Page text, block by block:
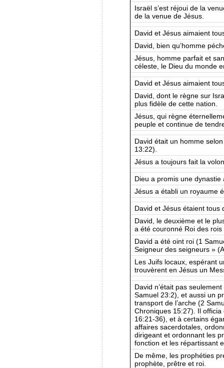
Israël s’est réjoui de la
de la venue de Jésus.
David et Jésus aimaient
David, bien qu’homme
Jésus, homme parfait et
céleste, le Dieu du monde
David et Jésus aimaient
David, dont le règne sur
plus fidèle de cette nation.
Jésus, qui règne
peuple et continue de
David était un homme
13:22).
Jésus a toujours fait la
Dieu a promis une
Jésus a établi un royaume
David et Jésus étaient tous
David, le deuxième et le
a été couronné Roi des
David a été oint roi (1
Seigneur des seigneurs »
Les Juifs locaux, espérant
trouvèrent en Jésus un
David n’était pas
Samuel 23:2), et aussi un
transport de l’arche (2
Chroniques 15:27). Il
16:21-36), et à certains
affaires sacerdotales,
dirigeant et ordonnant les
fonction et les répartissant
De même, les prophéties
prophète, prêtre et roi.